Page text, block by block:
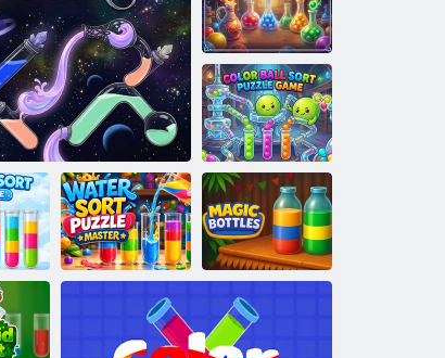
Royal Water Sort
Water Sort Brain
Puzzle
Vízválogatás
Viscora
Rendezd a
golyókat -
Színes puzzle
Színes golyós
rendezés kirakós
játék
Puzzle Mester
Mágikus
palackok